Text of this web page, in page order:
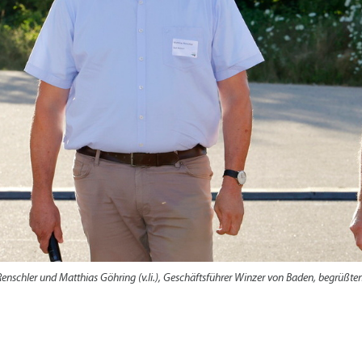
Veranstaltungskalender
Veranstaltungskalender
Veranstaltungskalender
+
Förderprogramme Mobilität
Veranstaltungskalender
Veranstaltungskalender
und Matthias Göhring (v.li.), Geschäftsführer Winzer von Baden,